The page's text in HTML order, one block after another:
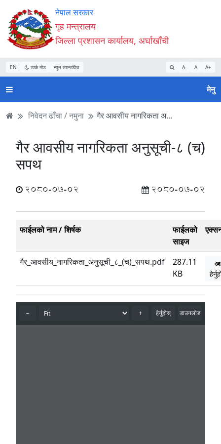
Accessibility
Mode
सुरु
गर्नुहोस्
सामाग्री
पढ्नुहाेस्
नेभिगेसन
पढ्नुहाेस्
वेबसाइट
खोजमा
जानुहोस्
नेपाल सरकार
गृह मन्त्रालय
जिल्ला प्रशासन कार्यालय, अर्घाखाँची
EN डार्क मोड न्यून व्यान्डविथ A- A A+
मेनु
निवेदन ढाँचा / नमुना गैर आवसीय नागरिकता अ...
गैर आवसीय नागरिकता अनुसूची-८ (च)
सपथ
2080-07-02 2080-07-02
फाईलको नाम / शिर्षक
फाईलको
साइज
गैर_आवसीय_नागरिकता_अनुसूची_८_(च)_सपथ.pdf
287.11
KB